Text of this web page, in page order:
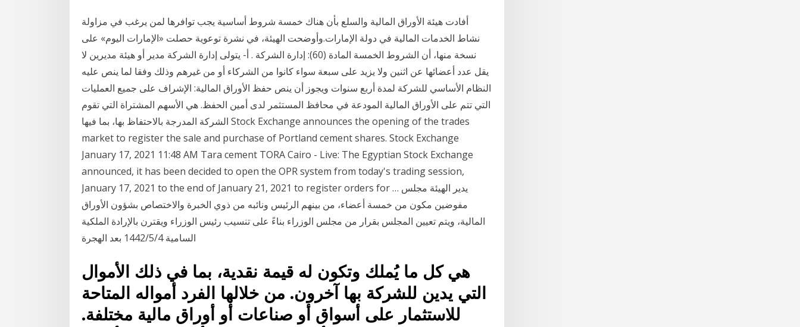
أفادت هيئة الأوراق المالية والسلع بأن هناك خمسة شروط أساسية يجب توافرها لمن يرغب في مزاولة
نشاط الخدمات المالية في دولة الإمارات.وأوضحت الهيئة، في نشرة توعوية حصلت «الإمارات اليوم» على
نسخة منها، أن الشروط الخمسة المادة (60): إدارة الشركة . أ- يتولى إدارة الشركة مدير أو هيئة مديرين لا
يقل عدد أعضائها عن اثنين ولا يزيد على سبعة سواء كانوا من الشركاء أو من غيرهم وذلك وفقا لما ينص عليه
النظام الأساسي للشركة لمدة أربع سنوات ويجوز أن ينص حفظ الأوراق المالية: الإشراف على جميع العمليات
التي تتم على الأوراق المالية المودعة في محافظ المستثمر لدى أمين الحفظ. هي الأسهم المشتراة التي تقوم
الشركة المدرجة بالاحتفاظ بها، بما فيها Stock Exchange announces the opening of the trades
market to register the sale and purchase of Portland cement shares. Stock Exchange
January 17, 2021 11:48 AM Tara cement TORA Cairo - Live: The Egyptian Stock Exchange
announced, it has been decided to open the OPR system from today's trading session,
January 17, 2021 to the end of January 21, 2021 to register orders for … يدير الهيئة مجلس
مفوضين مكون من خمسة أعضاء، من بينهم الرئيس ونائبه من ذوي الخبرة والاختصاص بشؤون الأوراق
المالية، ويتم تعيين المجلس بقرار من مجلس الوزراء بناءً على تنسيب رئيس الوزراء ويقترن بالإرادة الملكية
السامية 4‏‏/5‏‏/1442 بعد الهجرة
هي كل ما يُملك وتكون له قيمة نقدية، بما في ذلك الأموال
التي يدين للشركة بها آخرون. من خلالها الفرد أمواله المتاحة
للاستثمار على أسواق أو صناعات أو أوراق مالية مختلفة.